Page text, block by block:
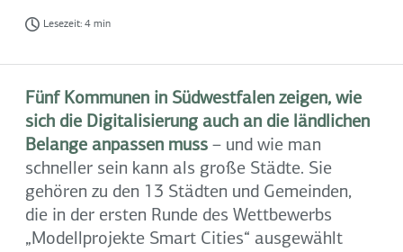
Lesezeit: 4 min
Fünf Kommunen in Südwestfalen zeigen, wie
sich die Digitalisierung auch an die ländlichen
Belange anpassen muss – und wie man
schneller sein kann als große Städte. Sie
gehören zu den 13 Städten und Gemeinden,
die in der ersten Runde des Wettbewerbs
„Modellprojekte Smart Cities“ ausgewählt